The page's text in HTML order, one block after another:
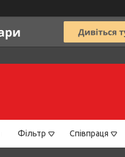
Фільтр Співпраця